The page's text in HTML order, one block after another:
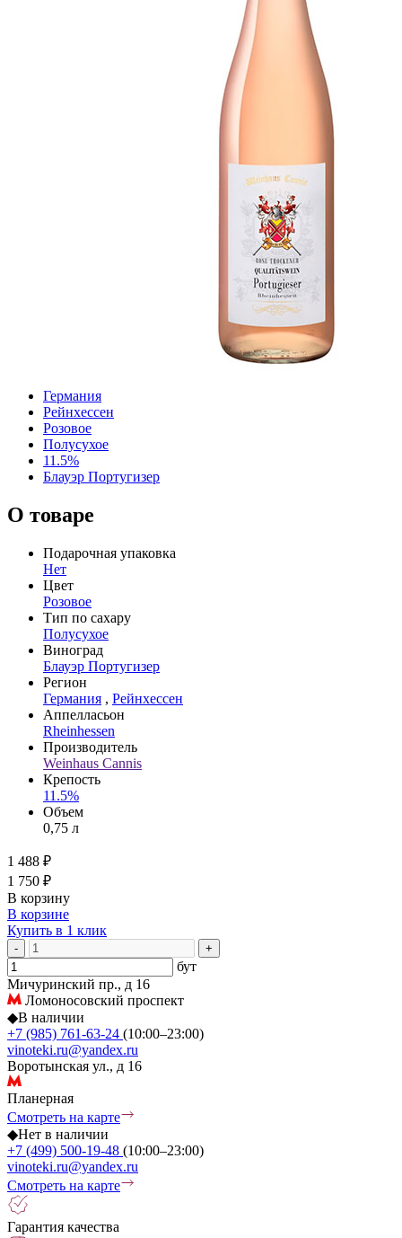
Германия
Рейнхессен
Розовое
Полусухое
11.5%
Блауэр Португизер
О товаре
Подарочная упаковка
Нет
Цвет
Розовое
Тип по сахару
Полусухое
Виноград
Блауэр Португизер
Регион
Германия , Рейнхессен
Аппелласьон
Rheinhessen
Производитель
Weinhaus Cannis
Крепость
11.5%
Объем
0,75 л
1 488 ₽
1 750 ₽
В корзину
В корзине
Купить в 1 клик
- +
бут
Мичуринский пр., д 16
Ломоносовский проспект
◆В наличии
+7 (985) 761-63-24 (10:00–23:00)
vinoteki.ru@yandex.ru
Воротынская ул., д 16
Планерная
Смотреть на карте
◆Нет в наличии
+7 (499) 500-19-48 (10:00–23:00)
vinoteki.ru@yandex.ru
Смотреть на карте
Гарантия качества